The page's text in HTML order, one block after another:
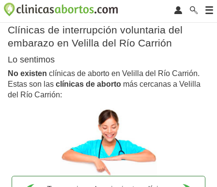
Clínicas de interrupción voluntaria del
embarazo en Velilla del Río Carrión
Lo sentimos
No existen clínicas de aborto en Velilla del Río Carrión.
Estas son las clínicas de aborto más cercanas a Velilla
del Río Carrión: